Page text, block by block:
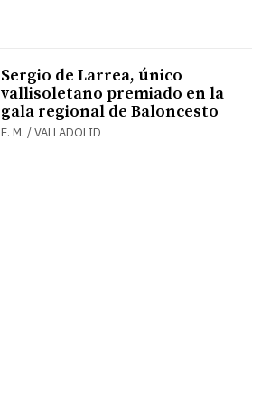
Sergio de Larrea, único
vallisoletano premiado en la
gala regional de Baloncesto
E. M. / VALLADOLID